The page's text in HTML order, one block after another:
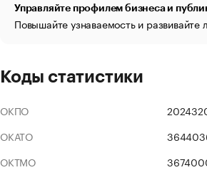
Управляйте профилем бизнеса и
Повышайте узнаваемость и
Коды статистики
ОКПО
ОКАТО
ОКТМО